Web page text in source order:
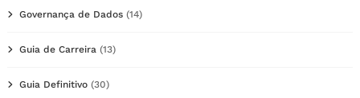
Governança de Dados (14)
Guia de Carreira (13)
Guia Definitivo (30)